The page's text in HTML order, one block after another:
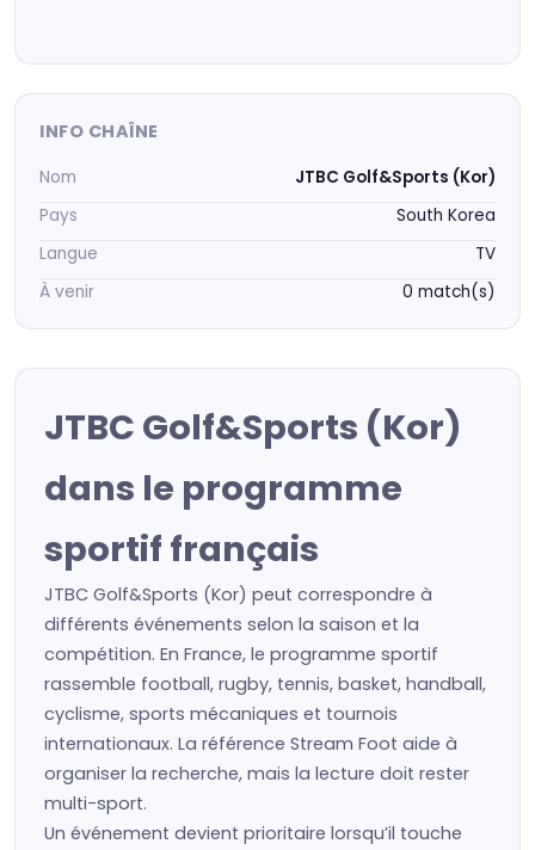
INFO CHAÎNE
Nom
JTBC Golf&Sports (Kor)
Pays
South Korea
Langue
TV
À venir
0 match(s)
JTBC Golf&Sports (Kor)
dans le programme
sportif français
JTBC Golf&Sports (Kor) peut correspondre à
différents événements selon la saison et la
compétition. En France, le programme sportif
rassemble football, rugby, tennis, basket, handball,
cyclisme, sports mécaniques et tournois
internationaux. La référence Stream Foot aide à
organiser la recherche, mais la lecture doit rester
multi-sport.
Un événement devient prioritaire lorsqu’il touche